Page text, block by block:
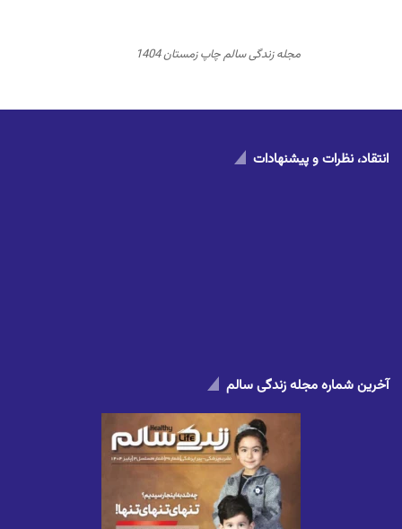
مجله زندگی سالم چاپ زمستان 1404
انتقاد، نظرات و پیشنهادات
آخرین شماره مجله زندگی سالم